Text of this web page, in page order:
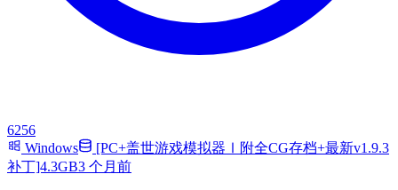
6256
Windows
[PC+盖世游戏模拟器Ⅰ附全CG存档+最新v1.9.3
补丁]4.3GB3 个月前